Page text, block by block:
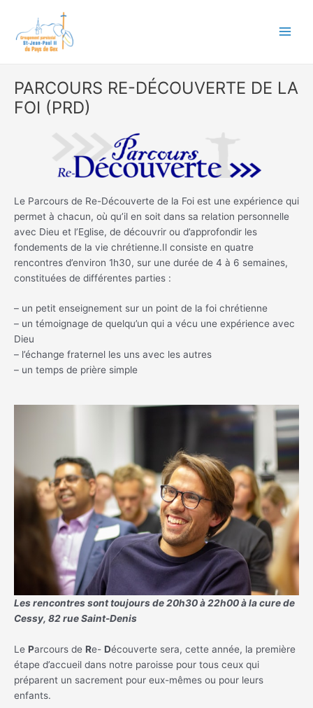
contenu
PARCOURS RE-DÉCOUVERTE DE LA
FOI (PRD)
Le Parcours de Re-Découverte de la Foi est une expérience qui
permet à chacun, où qu’il en soit dans sa relation personnelle
avec Dieu et l’Eglise, de découvrir ou d’approfondir les
fondements de la vie chrétienne.Il consiste en quatre
rencontres d’environ 1h30, sur une durée de 4 à 6 semaines,
constituées de différentes parties :
– un petit enseignement sur un point de la foi chrétienne
– un témoignage de quelqu’un qui a vécu une expérience avec
Dieu
– l’échange fraternel les uns avec les autres
– un temps de prière simple
Les rencontres sont toujours de 20h30 à 22h00 à la cure de
Cessy, 82 rue Saint-Denis
Le Parcours de Re- Découverte sera, cette année, la première
étape d’accueil dans notre paroisse pour tous ceux qui
préparent un sacrement pour eux-mêmes ou pour leurs
enfants.